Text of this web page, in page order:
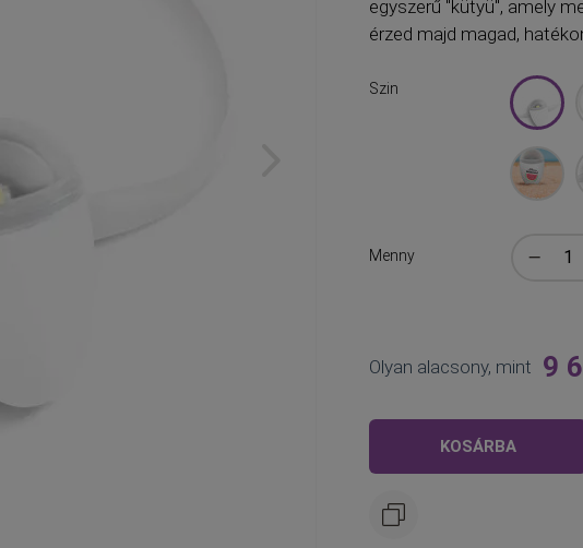
egyszerű "kütyü", amely
érzed majd magad,
Szin
Menny
Olyan alacsony, mint 9
KOSÁRBA